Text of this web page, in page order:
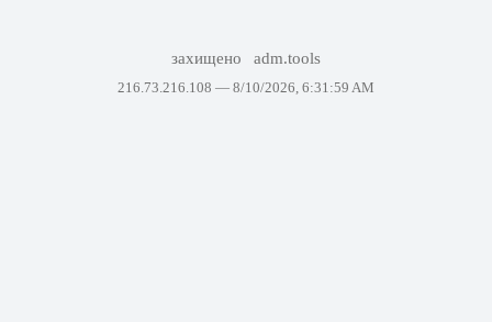
захищено adm.tools
216.73.216.108 — 8/10/2026, 6:31:59 AM